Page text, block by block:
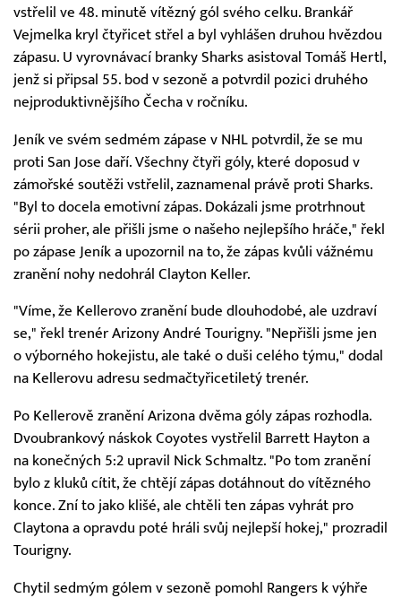
vstřelil ve 48. minutě vítězný gól svého celku. Brankář
Vejmelka kryl čtyřicet střel a byl vyhlášen druhou hvězdou
zápasu. U vyrovnávací branky Sharks asistoval Tomáš Hertl,
jenž si připsal 55. bod v sezoně a potvrdil pozici druhého
nejproduktivnějšího Čecha v ročníku.
Jeník ve svém sedmém zápase v NHL potvrdil, že se mu
proti San Jose daří. Všechny čtyři góly, které doposud v
zámořské soutěži vstřelil, zaznamenal právě proti Sharks.
"Byl to docela emotivní zápas. Dokázali jsme protrhnout
sérii proher, ale přišli jsme o našeho nejlepšího hráče," řekl
po zápase Jeník a upozornil na to, že zápas kvůli vážnému
zranění nohy nedohrál Clayton Keller.
"Víme, že Kellerovo zranění bude dlouhodobé, ale uzdraví
se," řekl trenér Arizony André Tourigny. "Nepřišli jsme jen
o výborného hokejistu, ale také o duši celého týmu," dodal
na Kellerovu adresu sedmačtyřicetiletý trenér.
Po Kellerově zranění Arizona dvěma góly zápas rozhodla.
Dvoubrankový náskok Coyotes vystřelil Barrett Hayton a
na konečných 5:2 upravil Nick Schmaltz. "Po tom zranění
bylo z kluků cítit, že chtějí zápas dotáhnout do vítězného
konce. Zní to jako klišé, ale chtěli ten zápas vyhrát pro
Claytona a opravdu poté hráli svůj nejlepší hokej," prozradil
Tourigny.
Chytil sedmým gólem v sezoně pomohl Rangers k výhře